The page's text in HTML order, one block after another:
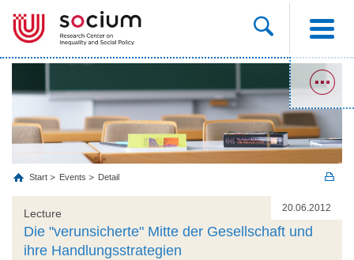
Start Events Detail
20.06.2012
Lecture
Die "verunsicherte" Mitte der Gesellschaft und
ihre Handlungsstrategien